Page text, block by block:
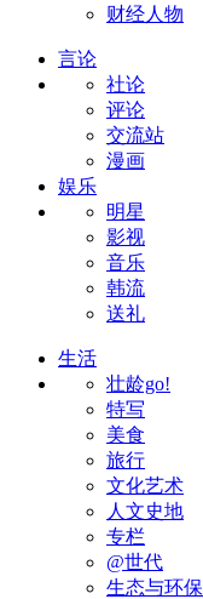
财经人物
言论
社论
评论
交流站
漫画
娱乐
明星
影视
音乐
韩流
送礼
生活
壮龄go!
特写
美食
旅行
文化艺术
人文史地
专栏
@世代
生态与环保